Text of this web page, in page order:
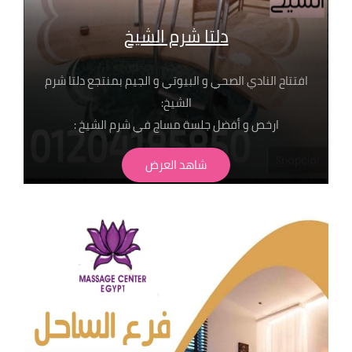
دلتا شرم الشيخ
افتتاح النادي الصحي و البيوتي و الجيم بمنتجع دلتا شرم
الشيخ:
ارخص و أفضل جلسة مساج في شرم الشيخ :
شاهد العرض